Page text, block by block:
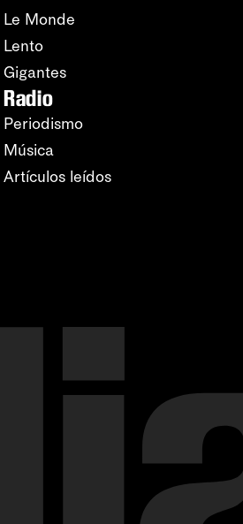
Le Monde
Lento
Gigantes
Radio
Periodismo
Música
Artículos leídos